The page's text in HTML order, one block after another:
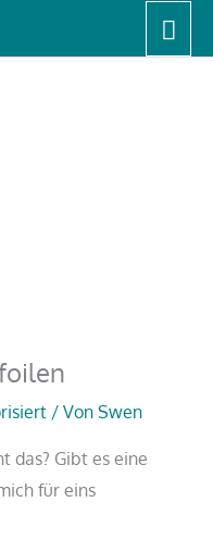
/ VonSwen
das? Gibt es eine
für eins